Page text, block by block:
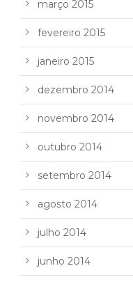
março 2015
fevereiro 2015
janeiro 2015
dezembro 2014
novembro 2014
outubro 2014
setembro 2014
agosto 2014
julho 2014
junho 2014